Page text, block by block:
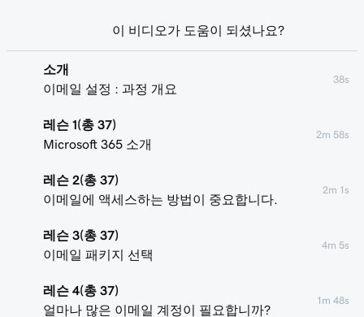
소개
이메일 설정 : 과정 개요
38s
레슨 1(총 37)
Microsoft 365 소개
2m 58s
레슨 2(총 37)
이메일에 액세스하는 방법이 중요합니다.
2m 1s
레슨 3(총 37)
이메일 패키지 선택
4m 5s
레슨 4(총 37)
얼마나 많은 이메일 계정이 필요합니까?
1m 48s
이 비디오가 도움이 되셨나요?